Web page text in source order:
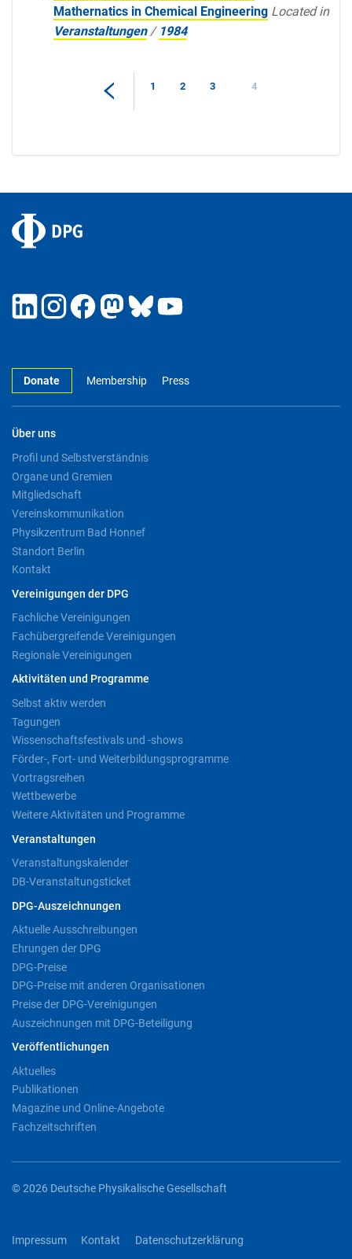
Mathernatics in Chemical Engineering Located in
Veranstaltungen / 1984
1 2 3 4
Donate Membership Press
Über uns
Profil und Selbstverständnis
Organe und Gremien
Mitgliedschaft
Vereinskommunikation
Physikzentrum Bad Honnef
Standort Berlin
Kontakt
Vereinigungen der DPG
Fachliche Vereinigungen
Fachübergreifende Vereinigungen
Regionale Vereinigungen
Aktivitäten und Programme
Selbst aktiv werden
Tagungen
Wissenschaftsfestivals und -shows
Förder-, Fort- und Weiterbildungsprogramme
Vortragsreihen
Wettbewerbe
Weitere Aktivitäten und Programme
Veranstaltungen
Veranstaltungskalender
DB-Veranstaltungsticket
DPG-Auszeichnungen
Aktuelle Ausschreibungen
Ehrungen der DPG
DPG-Preise
DPG-Preise mit anderen Organisationen
Preise der DPG-Vereinigungen
Auszeichnungen mit DPG-Beteiligung
Veröffentlichungen
Aktuelles
Publikationen
Magazine und Online-Angebote
Fachzeitschriften
© 2026 Deutsche Physikalische Gesellschaft
Impressum Kontakt Datenschutzerklärung